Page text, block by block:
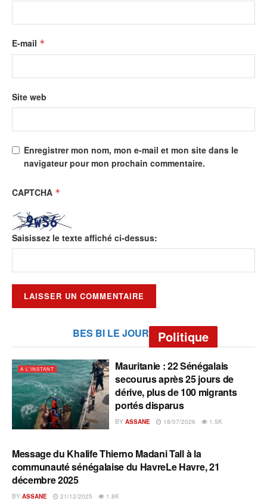
E-mail *
Site web
Enregistrer mon nom, mon e-mail et mon site dans le
navigateur pour mon prochain commentaire.
CAPTCHA *
Saisissez le texte affiché ci-dessus:
BES BI LE JOUR Politique
A L'INSTANT
Mauritanie : 22 Sénégalais
secourus après 25 jours de
dérive, plus de 100 migrants
portés disparus
BY ASSANE 18/07/2026 1.5K
A L'INSTANT
Message du Khalife Thierno Madani Tall à la
communauté sénégalaise du HavreLe Havre, 21
décembre 2025
BY ASSANE 21/12/2025 1.8K